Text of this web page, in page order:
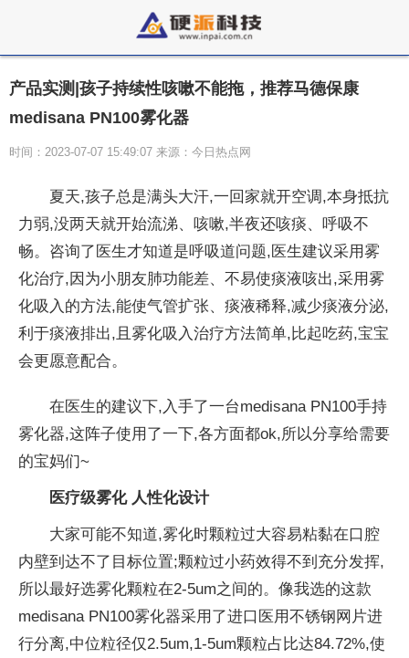
产品实测|孩子持续性咳嗽不能拖，推荐马德保康
medisana PN100雾化器
时间：2023-07-07 15:49:07 来源：今日热点网
夏天,孩子总是满头大汗,一回家就开空调,本身抵抗
力弱,没两天就开始流涕、咳嗽,半夜还咳痰、呼吸不
畅。咨询了医生才知道是呼吸道问题,医生建议采用雾
化治疗,因为小朋友肺功能差、不易使痰液咳出,采用雾
化吸入的方法,能使气管扩张、痰液稀释,减少痰液分泌,
利于痰液排出,且 雾化吸入治疗方法简单,比起吃药,宝宝
会更愿意配合。
在医生的建议下,入手了一台medisana PN100手持
雾化器,这阵子使用了一下,各方面都ok,所以分享给需要
的宝妈们~
医疗级雾化 人性化设计
大家可能不知道,雾化时颗粒过大容易粘黏在口腔
内壁到达不了目标位置;颗粒过小药效得不到充分发挥,
所以最好选雾化颗粒在2-5um之间的。像我选的这款
medisana PN100雾化器采用了进口医用不锈钢网片进
行分离,中位粒径仅2.5um,1-5um颗粒占比达84.72%,使